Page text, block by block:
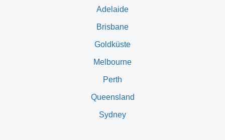
Adelaide
Brisbane
Goldküste
Melbourne
Perth
Queensland
Sydney